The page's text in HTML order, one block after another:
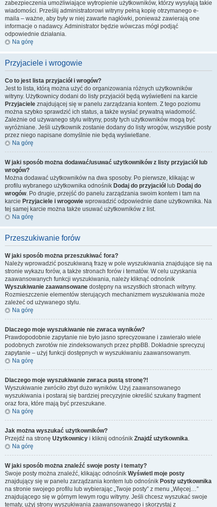
zabezpieczenia umożliwiające wytropienie użytkowników, którzy wysyłają takie
wiadomości. Prześlij administratorowi witryny pełną kopię otrzymanego e-
maila – ważne, aby były w niej zawarte nagłówki, ponieważ zawierają one
informacje o nadawcy. Administrator będzie wówczas mógł podjąć
odpowiednie działania.
Na górę
Przyjaciele i wrogowie
Co to jest lista przyjaciół i wrogów?
Jest to lista, którą można użyć do organizowania różnych użytkowników
witryny. Użytkownicy dodani do listy przyjaciół będą wyświetleni na karcie
Przyjaciele znajdującej się w panelu zarządzania kontem. Z tego poziomu
można szybko sprawdzić ich status, a także wysłać prywatną wiadomość.
Zależnie od używanego stylu witryny, posty tych użytkowników mogą być
wyróżniane. Jeśli użytkownik zostanie dodany do listy wrogów, wszystkie posty
przez niego napisane domyślnie nie będą wyświetlane.
Na górę
W jaki sposób można dodawać/usuwać użytkowników z listy przyjaciół lub
wrogów?
Można dodawać użytkowników na dwa sposoby. Po pierwsze, klikając w
profilu wybranego użytkownika odnośnik Dodaj do przyjaciółlub Dodaj do
wrogów. Po drugie, przejść do panelu zarządzania swoim kontem i tam na
karcie Przyjaciele i wrogowie wprowadzić odpowiednie dane użytkownika. Na
tej samej karcie można także usuwać użytkowników z list.
Na górę
Przeszukiwanie forów
W jaki sposób można przeszukiwać fora?
Należy wprowadzić poszukiwaną frazę w pole wyszukiwania znajdujące się na
stronie wykazu forów, a także stronach forów i tematów. W celu uzyskania
zaawansowanych funkcji wyszukiwania, należy kliknąć odnośnik
Wyszukiwanie zaawansowane dostępny na wszystkich stronach witryny.
Rozmieszczenie elementów sterujących mechanizmem wyszukiwania może
zależeć od używanego stylu.
Na górę
Dlaczego moje wyszukiwanie nie zwraca wyników?
Prawdopodobnie zapytanie nie było jasno sprecyzowane i zawierało wiele
podobnych zwrotów nie zindeksowanych przez phpBB. Dokładnie sprecyzuj
zapytanie – użyj funkcji dostępnych w wyszukiwaniu zaawansowanym.
Na górę
Dlaczego moje wyszukiwanie zwraca pustą stronę?!
Wyszukiwanie zwróciło zbyt dużo wyników. Użyj zaawansowanego
wyszukiwania i postaraj się bardziej precyzyjnie określić szukany fragment
oraz fora, które mają być przeszukane.
Na górę
Jak można wyszukać użytkowników?
Przejdź na stronę Użytkownicy i kliknij odnośnik Znajdź użytkownika.
Na górę
W jaki sposób można znaleźć swoje posty i tematy?
Swoje posty można znaleźć, klikając odnośnik Wyświetl moje posty
znajdujący się w panelu zarządzania kontem lub odnośnik Posty użytkownika
na stronie swojego profilu lub wybierając „Twoje posty” z menu „Więcej…”
znajdującego się w górnym lewym rogu witryny. Jeśli chcesz wyszukać swoje
tematy, użyj strony wyszukiwania zaawansowanego i skorzystaj z